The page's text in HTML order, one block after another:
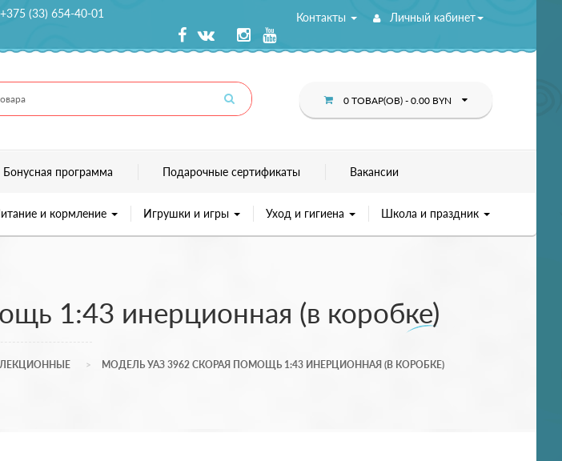
(33) 654-40-01 Контакты Личный кабинет
0 ТОВАР(ОВ) - 0.00 BYN
Бонусная программа Подарочные сертификаты Вакансии
и кормление Игрушки и игры Уход и гигиена Школа и праздник
1:43 инерционная (в коробке)
МОДЕЛЬ УАЗ 3962 СКОРАЯ ПОМОЩЬ 1:43 ИНЕРЦИОННАЯ (В КОРОБКЕ)